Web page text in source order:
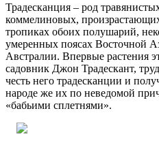
Традесканция – род
коммелиновых,
тропиках обоих полушарий,
умеренных поясах Восточной
Австралии. Впервые растения
садовник Джон Традескант,
честь него традесканции и
народе же их по неведомой
«бабьими сплетнями».